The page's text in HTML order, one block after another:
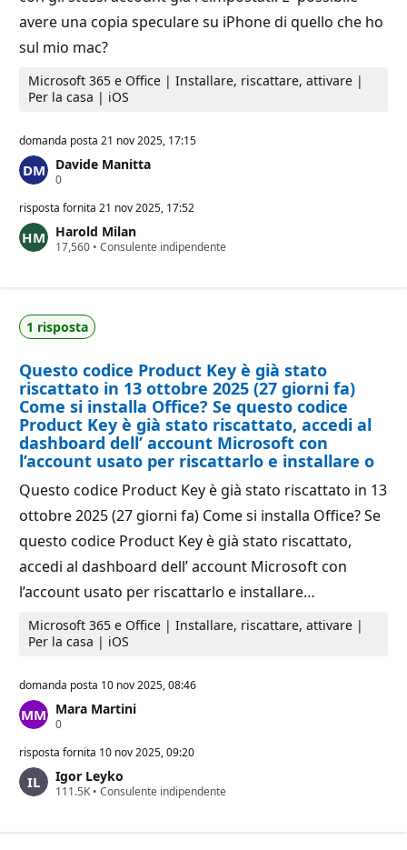
o
e
avere una copia speculare su iPhone di quello che ho
sul mio mac?
Microsoft 365 e Office | Installare, riscattare, attivare |
Per la casa | iOS
domanda posta 21 nov 2025, 17:15
Davide Manitta
0P
n
i
d
u
t
a
i
o
n
e
risposta fornita 21 nov 2025, 17:52
Harold Milan
17,560 P
i
p
u
t
a
z
i
o
n
• Consulente indipendente
1 risposta
Questo codice Product Key è già stato
riscattato in 13 ottobre 2025 (27 giorni fa)
Come si installa Office? Se questo codice
Product Key è già stato riscattato, accedi al
dashboard dell’ account Microsoft con
l’account usato per riscattarlo e installare o
Questo codice Product Key è già stato riscattato in 13
ottobre 2025 (27 giorni fa) Come si installa Office? Se
questo codice Product Key è già stato riscattato,
accedi al dashboard dell’ account Microsoft con
l’account usato per riscattarlo e installare…
Microsoft 365 e Office | Installare, riscattare, attivare |
Per la casa | iOS
domanda posta 10 nov 2025, 08:46
Mara Martini
0P
n
i
d
risposta fornita 10 nov 2025, 09:20
Igor Leyko
111.5K P• Consulente indipendente